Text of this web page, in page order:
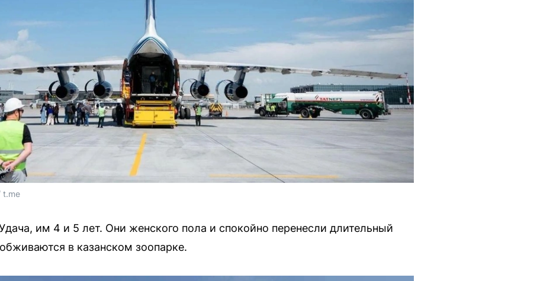
t.me
им 4 и 5 лет. Они женского пола и спокойно перенесли длительный
в казанском зоопарке.